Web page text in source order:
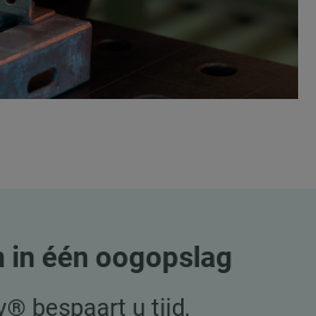
in één oogopslag
bespaart u tijd,